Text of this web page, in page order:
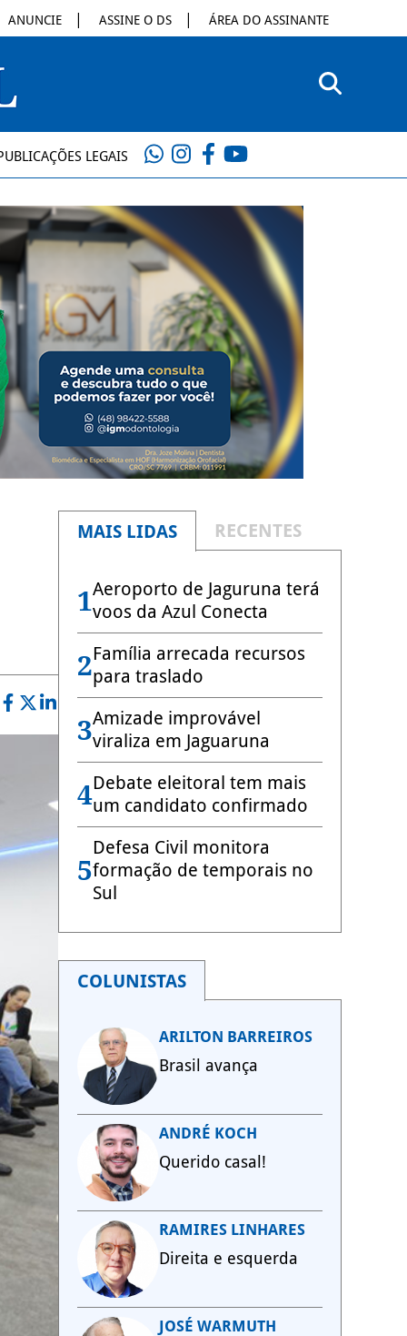
ANUNCIE ASSINE O DS ÁREA DO ASSINANTE
LEGAIS
MAIS LIDAS RECENTES
1Aeroporto de Jaguruna terá
voos da Azul Conecta
2Família arrecada recursos
para traslado
3Amizade improvável
viraliza em Jaguaruna
4Debate eleitoral tem mais
um candidato confirmado
5
Defesa Civil monitora
formação de temporais no
Sul
COLUNISTAS
ARILTON BARREIROS
Brasil avança
ANDRÉ KOCH
Querido casal!
RAMIRES LINHARES
Direita e esquerda
JOSÉ WARMUTH